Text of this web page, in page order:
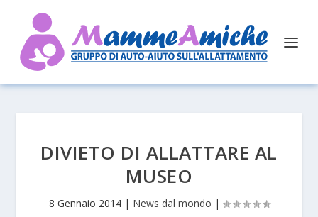
DIVIETO DI ALLATTARE AL
MUSEO
8 Gennaio 2014| News dal mondo |